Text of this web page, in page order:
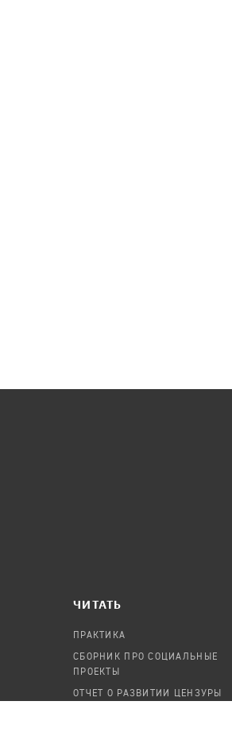
ЧИТАТЬ
ПРАКТИКА
СБОРНИК ПРО СОЦИАЛЬНЫЕ
ПРОЕКТЫ
ОТЧЕТ О РАЗВИТИИ ЦЕНЗУРЫ